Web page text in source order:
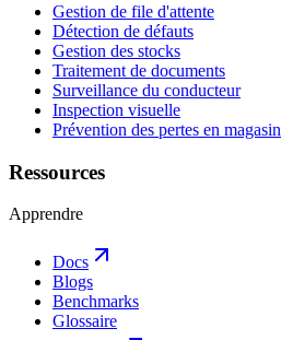
Gestion de file d'attente
Détection de défauts
Gestion des stocks
Traitement de documents
Surveillance du conducteur
Inspection visuelle
Prévention des pertes en magasin
Ressources
Apprendre
Docs
Blogs
Benchmarks
Glossaire